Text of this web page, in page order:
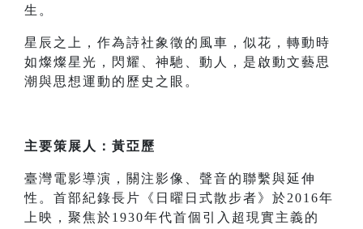
生。
星辰之上，作為詩社象徵的風車，似花，轉動時
如燦燦星光，閃耀、神馳、動人，是啟動文藝思
潮與思想運動的歷史之眼。
主要策展人：黃亞歷
臺灣電影導演，關注影像、聲音的聯繫與延伸
性。首部紀錄長片《日曜日式散步者》於2016年
上映，聚焦於1930年代首個引入超現實主義的